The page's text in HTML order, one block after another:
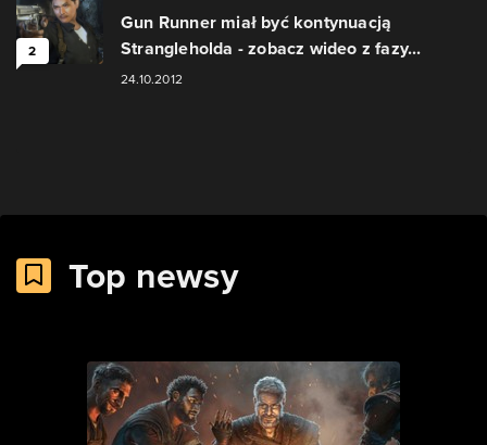
2
Gun Runner miał być kontynuacją
Strangleholda - zobacz wideo z fazy...
24.10.2012
Top newsy